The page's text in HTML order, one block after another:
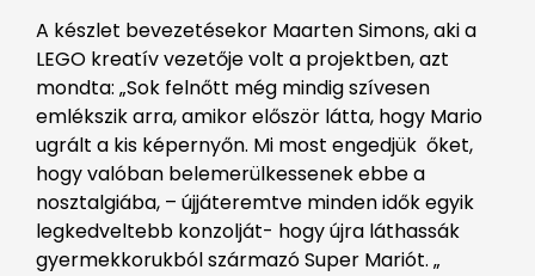
A készlet bevezetésekor Maarten Simons, aki a
LEGO kreatív vezetője volt a projektben, azt
mondta: „Sok felnőtt még mindig szívesen
emlékszik arra, amikor először látta, hogy Mario
ugrált a kis képernyőn. Mi most engedjük őket,
hogy valóban belemerülkessenek ebbe a
nosztalgiába, – újjáteremtve minden idők egyik
legkedveltebb konzolját- hogy újra láthassák
gyermekkorukból származó Super Mariót. „